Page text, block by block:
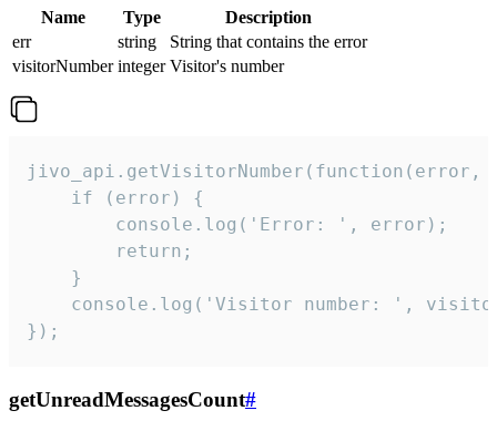
Name Type
Description
err
string
String that contains the error
visitorNumber integer Visitor's number
jivo_api.getVisitorNumber(function(error,
    if (error) {
        console.log('Error: ', error);
        return;
    }
console.log('Visitor number: ',
});
getUnreadMessagesCount#